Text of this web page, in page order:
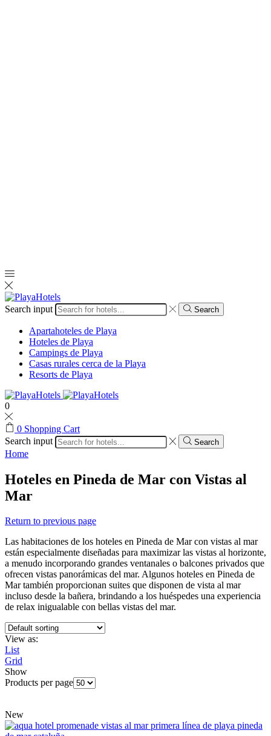
Search input Search
Apartahoteles de Playa
Hoteles de Playa
Campings de Playa
Casas rurales cerca de la Playa
Resorts de Playa
0
0 Shopping Cart
Search input
Search
Home
Hoteles en Pineda de Mar con Vistas al
Mar
Return to previous page
Las habitaciones de los hoteles en Pineda de Mar con vistas al mar
están especialmente diseñadas para maximizar las vistas al horizonte,
a menudo incorporando grandes ventanales o balcones privados que
ofrecen vistas panorámicas del mar. Algunos hoteles en Pineda de
Mar también proporcionan suites que disponen de vista al mar
incluso desde la bañera, brindando a los huéspedes una experiencia
de relax inigualable con bellas vistas del mar.
View as:
List
Grid
Show
Products per page
New